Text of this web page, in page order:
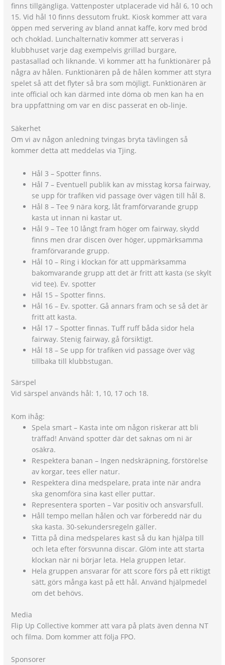
finns tillgängliga. Vattenposter utplacerade vid hål 6, 10 och
15. Vid hål 10 finns dessutom frukt. Kiosk kommer att vara
öppen med servering av bland annat kaffe, korv med bröd
och choklad. Lunchalternativ kommer att serveras i
klubbhuset varje dag exempelvis grillad burgare,
pastasallad och liknande. Vi kommer att ha funktionärer på
några av hålen. Funktionären på de hålen kommer att styra
spelet så att det flyter så bra som möjligt. Funktionären är
inte official och kan därmed inte döma ob men kan ha en
bra uppfattning om var en disc passerat en ob-linje.
Säkerhet
Om vi av någon anledning tvingas bryta tävlingen så
kommer detta att meddelas via Tjing.
Hål 3 – Spotter finns.
Hål 7 – Eventuell publik kan av misstag korsa fairway,
se upp för trafiken vid passage över vägen till hål 8.
Hål 8 – Tee 9 nära korg, låt framförvarande grupp
kasta ut innan ni kastar ut.
Hål 9 – Tee 10 långt fram höger om fairway, skydd
finns men drar discen över höger, uppmärksamma
framförvarande grupp.
Hål 10 – Ring i klockan för att uppmärksamma
bakomvarande grupp att det är fritt att kasta (se skylt
vid tee). Ev. spotter
Hål 15 – Spotter finns.
Hål 16 – Ev. spotter. Gå annars fram och se så det är
fritt att kasta.
Hål 17 – Spotter finnas. Tuff ruff båda sidor hela
fairway. Stenig fairway, gå försiktigt.
Hål 18 – Se upp för trafiken vid passage över väg
tillbaka till klubbstugan.
Särspel
Vid särspel används hål: 1, 10, 17 och 18.
Kom ihåg:
Spela smart – Kasta inte om någon riskerar att bli
träffad! Använd spotter där det saknas om ni är
osäkra.
Respektera banan – Ingen nedskräpning, förstörelse
av korgar, tees eller natur.
Respektera dina medspelare, prata inte när andra
ska genomföra sina kast eller puttar.
Representera sporten – Var positiv och ansvarsfull.
Håll tempo mellan hålen och var förberedd när du
ska kasta. 30-sekundersregeln gäller.
Titta på dina medspelares kast så du kan hjälpa till
och leta efter försvunna discar. Glöm inte att starta
klockan när ni börjar leta. Hela gruppen letar.
Hela gruppen ansvarar för att score förs på ett riktigt
sätt, görs många kast på ett hål. Använd hjälpmedel
om det behövs.
Media
Flip Up Collective kommer att vara på plats även denna NT
och filma. Dom kommer att följa FPO.
Sponsorer